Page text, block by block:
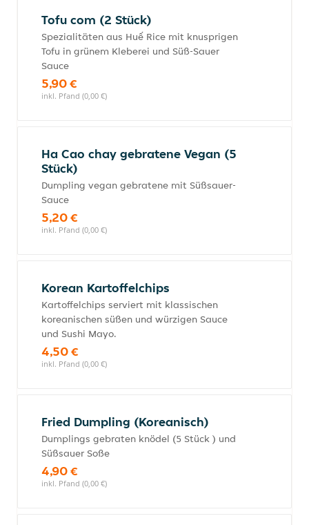
Tofu com (2 Stück)
Spezialitäten aus Huế Rice mit knusprigen
Tofu in grünem Kleberei und Süß-Sauer
Sauce
5,90 €
inkl. Pfand (0,00 €)
Ha Cao chay gebratene Vegan (5
Stück)
Dumpling vegan gebratene mit Süßsauer-
Sauce
5,20 €
inkl. Pfand (0,00 €)
Korean Kartoffelchips
Kartoffelchips serviert mit klassischen
koreanischen süßen und würzigen Sauce
und Sushi Mayo.
4,50 €
inkl. Pfand (0,00 €)
Fried Dumpling (Koreanisch)
Dumplings gebraten knödel (5 Stück ) und
Süßsauer Soße
4,90 €
inkl. Pfand (0,00 €)